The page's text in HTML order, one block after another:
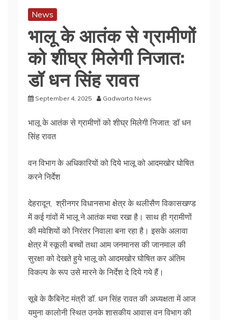
News
भालू के आतंक से ग्रामीणों
को शीघ्र मिलेगी निजात:
डॉ धन सिंह रावत
September 4, 2025 Gadwarta News
भालू के आतंक से ग्रामीणों को शीघ्र मिलेगी निजात: डॉ धन
सिंह रावत
वन विभाग के अधिकारियों को दिये भालू को आदमखोर घोषित
करने निर्देश
देहरादून, श्रीनगर विधानसभा क्षेत्र के थलीसैण विकासखण्ड
में कई गांवों में भालू ने आतंक मचा रखा है। साथ ही ग्रामीणों
की मवेशियों को निरंतर निवाला बना रहा है। इसके अलावा
क्षेत्र में स्कूली बच्चों तथा आम जनमानस की जानमाल की
सुरक्षा को देखते हुये भालू को आदमखोर घोषित कर अंतिम
विकल्प के रूप उसे मारने के निर्देश दे दिये गये हैं।
सूबे के कैबिनेट मंत्री डॉ. धन सिंह रावत की अध्यक्षता में आज
यमुना कालोनी स्थित उनके शासकीय आवास वन विभाग की